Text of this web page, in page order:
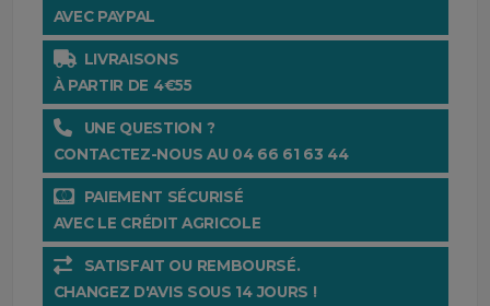
AVEC PAYPAL
LIVRAISONS
À PARTIR DE 4€55
UNE QUESTION ?
CONTACTEZ-NOUS AU 04 66 61 63 44
PAIEMENT SÉCURISÉ
AVEC LE CRÉDIT AGRICOLE
SATISFAIT OU REMBOURSÉ.
CHANGEZ D'AVIS SOUS 14 JOURS !